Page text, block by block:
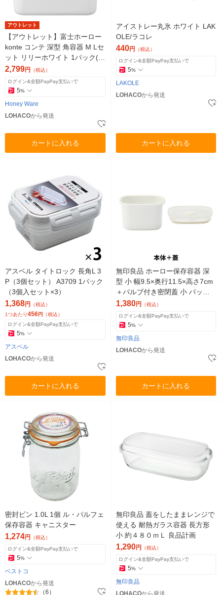
アウトレット
【アウトレット】富士ホーロー
konte コンテ 深型 角容器 M Lセ
ット リリーホワイト 1パック(
深型角容器M・L各1)
2,799円 （税込）
ログイン&全額PayPay支払いで
5%
Honey Ware
LOHACOから発送
カートに入れる
アイストレー丸氷 ホワイト LAK
OLE/ラコレ
440円 （税込）
ログイン&全額PayPay支払いで
5%
LAKOLE
LOHACOから発送
カートに入れる
アスベル タイトロック 長角L 3
P（3個セット） A3709 1パック
（3個入セット×3）
1,368円
（税込）
1つあたり456円 （税込）
ログイン&全額PayPay支払いで
5%
アスベル
LOHACOから発送
カートに入れる
無印良品 ホーロー保存容器 深
型 小 幅9.5×奥行11.5×高さ7cm
＋バルブ付き密閉蓋 小 パッキ
ン付き各1個セット 良品計画
1,380円 （税込）
ログイン&全額PayPay支払いで
5%
無印良品
LOHACOから発送
カートに入れる
密封ビン 1.0L 1個 ル・パルフェ
保存容器 キャニスター
1,274円 （税込）
ログイン&全額PayPay支払いで
5%
ベストコ
LOHACOから発送
（6）
無印良品 蓋をしたままレンジで
使える 耐熱ガラス容器 長方形
小 約４８０ｍＬ 良品計画
1,290円 （税込）
ログイン&全額PayPay支払いで
5%
無印良品
LOHACOから発送